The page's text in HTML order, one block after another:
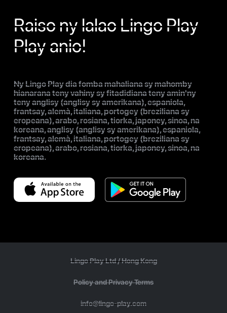
Raiso ny lalao Lingo Play
Play anio!
Ny Lingo Play dia fomba mahaliana sy mahomby
hianarana teny vahiny sy fitadidiana teny amin'ny
teny anglisy (anglisy sy amerikana), espaniola,
frantsay, alemà, italiana, portogey (breziliana sy
eropeana), arabo, rosiana, tiorka, japoney, sinoa, na
koreana, anglisy (anglisy sy amerikana), espaniola,
frantsay, alemà, italiana, portogey (breziliana sy
eropeana), arabo, rosiana, tiorka, japoney, sinoa, na
koreana.
Lingo Play Ltd /Hong Kong
Policy and Privacy Terms
info@lingo-play.com